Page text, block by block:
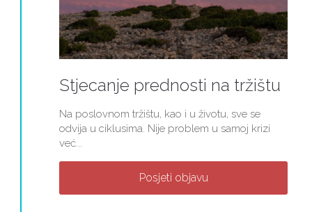
Stjecanje prednosti na tržištu
Na poslovnom tržištu, kao i u životu, sve se
odvija u ciklusima. Nije problem u samoj krizi
već...
Posjeti objavu